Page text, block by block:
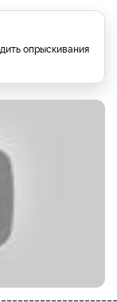
опрыскивания